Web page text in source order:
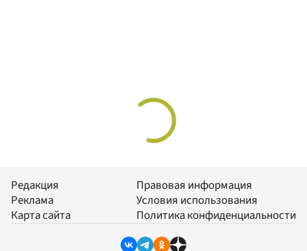
Редакция
Реклама
Карта сайта
Правовая информация
Условия использования
Политика конфиденциальности